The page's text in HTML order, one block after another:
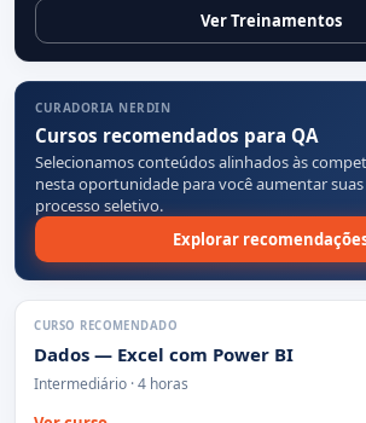
Ver Treinamentos
CURADORIA NERDIN
Cursos recomendados para QA
Selecionamos conteúdos alinhados às
nesta oportunidade para você aumentar suas
processo seletivo.
Explorar
CURSO RECOMENDADO
Dados — Excel com Power BI
Intermediário · 4 horas